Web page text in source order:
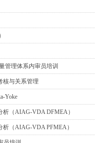
管理体系内审员培训
核与关系管理
Yoke
（AIAG-VDA DFMEA）
（AIAG-VDA PFMEA）